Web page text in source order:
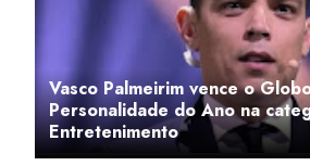
Vasco Palmeirim vence o
Personalidade do Ano na
Entretenimento